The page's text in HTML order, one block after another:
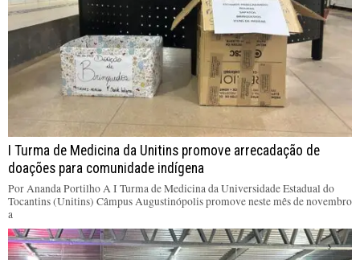
I Turma de Medicina da Unitins promove arrecadação de
doações para comunidade indígena
Por Ananda Portilho A I Turma de Medicina da Universidade Estadual do
Tocantins (Unitins) Câmpus Augustinópolis promove neste mês de novembro
a